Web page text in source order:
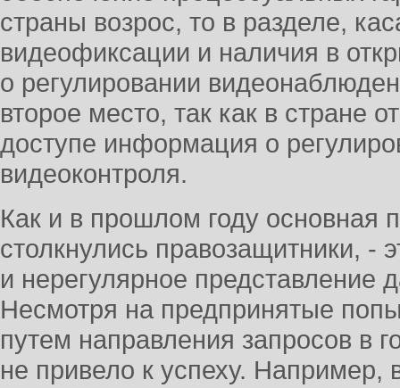
страны возрос, то в разделе,
видеофиксации и наличия в
о регулировании
второе место, так как в стране
доступе информация о
видеоконтроля.
Как и в прошлом году основная
столкнулись правозащитники, -
и нерегулярное представление
Несмотря на предпринятые
путем направления запросов в
не привело к успеху.